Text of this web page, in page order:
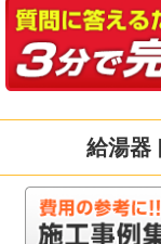
給湯器